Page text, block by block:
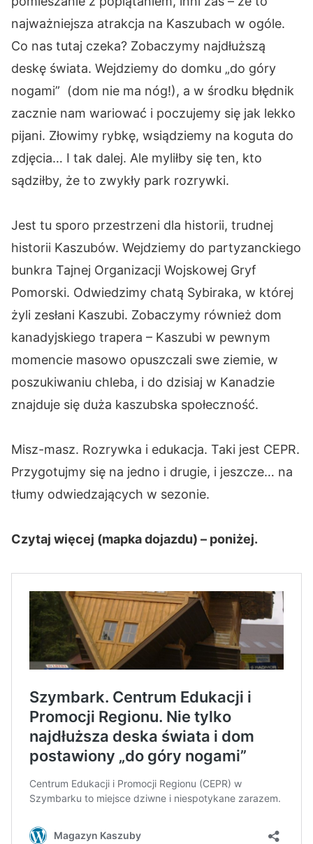
najważniejsza atrakcja na Kaszubach w ogóle.
Co nas tutaj czeka? Zobaczymy najdłuższą
deskę świata. Wejdziemy do domku „do góry
nogami” (dom nie ma nóg!), a w środku błędnik
zacznie nam wariować i poczujemy się jak lekko
pijani. Złowimy rybkę, wsiądziemy na koguta do
zdjęcia… I tak dalej. Ale myliłby się ten, kto
sądziłby, że to zwykły park rozrywki.
Jest tu sporo przestrzeni dla historii, trudnej
historii Kaszubów. Wejdziemy do partyzanckiego
bunkra Tajnej Organizacji Wojskowej Gryf
Pomorski. Odwiedzimy chatą Sybiraka, w której
żyli zesłani Kaszubi. Zobaczymy również dom
kanadyjskiego trapera – Kaszubi w pewnym
momencie masowo opuszczali swe ziemie, w
poszukiwaniu chleba, i do dzisiaj w Kanadzie
znajduje się duża kaszubska społeczność.
Misz-masz. Rozrywka i edukacja. Taki jest CEPR.
Przygotujmy się na jedno i drugie, i jeszcze… na
tłumy odwiedzających w sezonie.
Czytaj więcej (mapka dojazdu) – poniżej.